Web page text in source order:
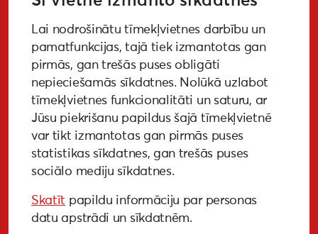
PIETEIKTIES
GALERIJA MEDIJIEM LKA PĒTĪJUMS
BUJ NOTIKUŠIE PASĀKUMI
PIEKĻŪSTAMĪBAS VADLĪNIJAS
Lai nodrošinātu tīmekļvietnes darbību un
pamatfunkcijas, tajā tiek izmantotas gan
pirmās, gan trešās puses obligāti
nepieciešamās sīkdatnes. Nolūkā uzlabot
tīmekļvietnes funkcionalitāti un saturu, ar
Jūsu piekrišanu papildus šajā tīmekļvietnē
var tikt izmantotas gan pirmās puses
statistikas sīkdatnes, gan trešās puses
sociālo mediju sīkdatnes.
Skatīt papildu informāciju par personas
datu apstrādi un sīkdatnēm.